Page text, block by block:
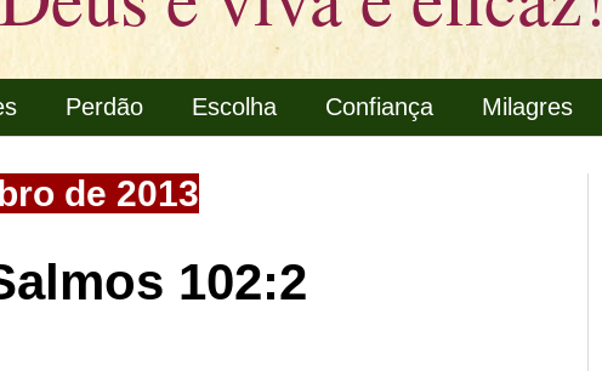
Perdão Escolha Confiança Milagres
de 2013
102:2